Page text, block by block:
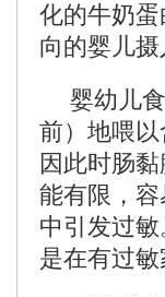
化的牛奶
向的婴儿
婴幼儿
前）地喂
因此时肠
能有限，
中引发过
是在有过